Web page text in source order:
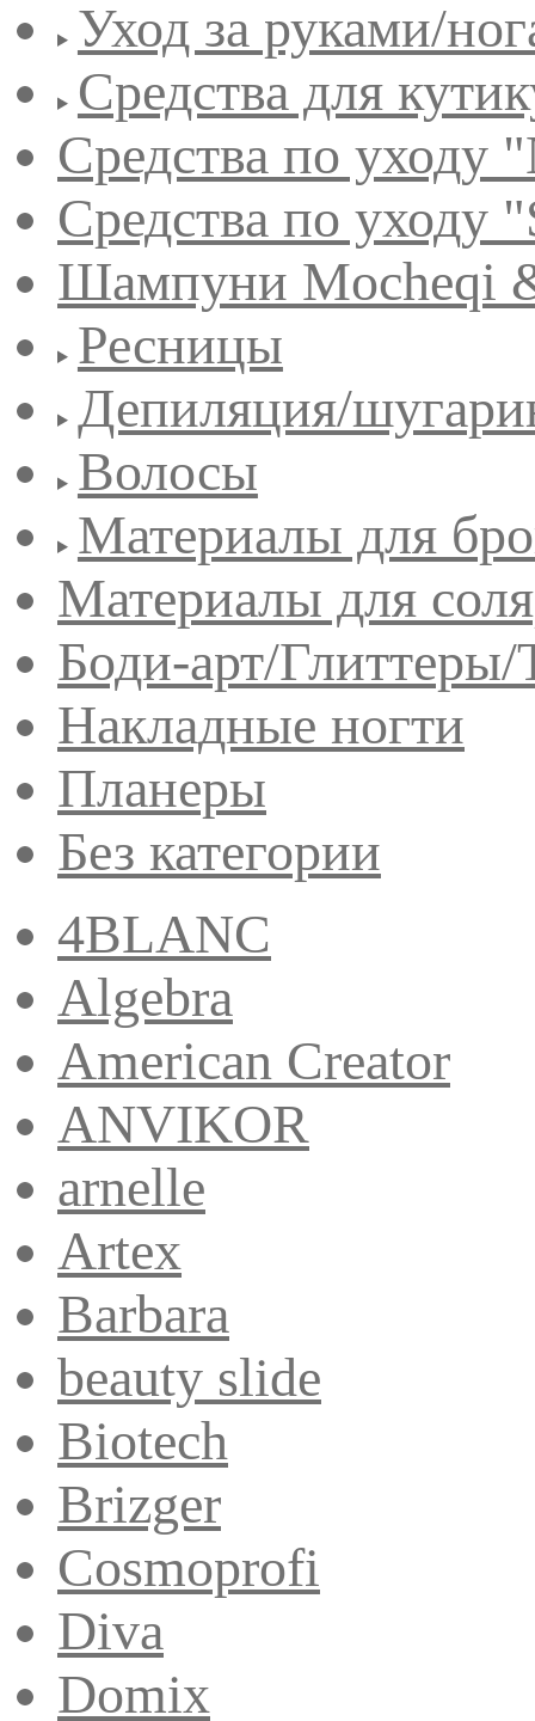
Уход за руками/
Средства для
Средства по уходу
Средства по уходу
Шампуни Mocheqi
Ресницы
Депиляция/
Волосы
Материалы для
Материалы для
Боди-арт/
Накладные ногти
Планеры
Без категории
4BLANC
Algebra
American Creator
ANVIKOR
arnelle
Artex
Barbara
beauty slide
Biotech
Brizger
Cosmoprofi
Diva
Domix